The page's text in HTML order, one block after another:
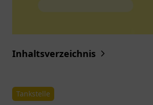
Inhaltsverzeichnis
Tankstelle